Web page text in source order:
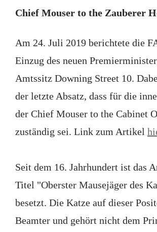
Chief Mouser to the Zauberer
Am 24. Juli 2019 berichtete die
Einzug des neuen
Amtssitz Downing Street 10.
der letzte Absatz, dass für die
der Chief Mouser to the Cabinet
zuständig sei. Link zum Artikel
Seit dem 16. Jahrhundert ist das
Titel "Oberster Mausejäger des
besetzt. Die Katze auf dieser
Beamter und gehört nicht dem